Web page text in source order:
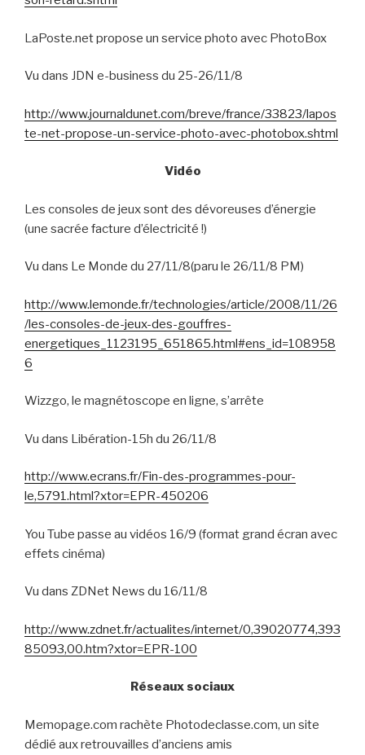
LaPoste.net propose un service photo avec PhotoBox
Vu dans JDN e-business du 25-26/11/8
http://www.journaldunet.com/breve/france/33823/lapos
te-net-propose-un-service-photo-avec-photobox.shtml
Vidéo
Les consoles de jeux sont des dévoreuses d’énergie
(une sacrée facture d’électricité !)
Vu dans Le Monde du 27/11/8(paru le 26/11/8 PM)
http://www.lemonde.fr/technologies/article/2008/11/26
/les-consoles-de-jeux-des-gouffres-
energetiques_1123195_651865.html#ens_id=108958
6
Wizzgo, le magnétoscope en ligne, s’arrête
Vu dans Libération-15h du 26/11/8
http://www.ecrans.fr/Fin-des-programmes-pour-
le,5791.html?xtor=EPR-450206
You Tube passe au vidéos 16/9 (format grand écran avec
effets cinéma)
Vu dans ZDNet News du 16/11/8
http://www.zdnet.fr/actualites/internet/0,39020774,393
85093,00.htm?xtor=EPR-100
Réseaux sociaux
Memopage.com rachète Photodeclasse.com, un site
dédié aux retrouvailles d’anciens amis